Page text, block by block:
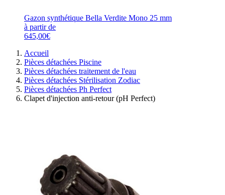
Gazon synthétique Bella Verdite Mono 25 mm
à partir de
645,00€
Accueil
Pièces détachées Piscine
Pièces détachées traitement de l'eau
Pièces détachées Stérilisation Zodiac
Pièces détachées Ph Perfect
Clapet d'injection anti-retour (pH Perfect)